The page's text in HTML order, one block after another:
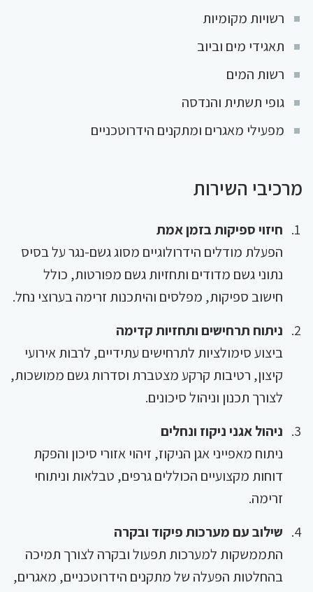
רשויות מקומיות
תאגידי מים וביוב
רשות המים
גופי תשתית והנדסה
מפעילי מאגרים ומתקנים הידרוטכניים
מרכיבי השירות
חיזוי ספיקות בזמן אמת
הפעלת מודלים הידרולוגיים מסוג גשם-נגר על בסיס
נתוני גשם מדודים ותחזיות גשם מפורטות, כולל
חישוב ספיקות, מפלסים והיתכנות זרימה בערוצי נחל.
ניתוח תרחישים ותחזיות קדימה
ביצוע סימולציות לתרחישים עתידיים, לרבות אירועי
קיצון, רטיבות קרקע מצטברת וסדרות גשם ממושכות,
לצורך תכנון וניהול סיכונים.
ניהול אגני ניקוז ונחלים
ניתוח מאפייני אגן הניקוז, זיהוי אזורי סיכון והפקת
דוחות מקצועיים הכוללים גרפים, טבלאות וניתוחי
זרימה.
שילוב עם מערכות פיקוד ובקרה
התממשקות למערכות תפעול ובקרה לצורך תמיכה
בהחלטות הפעלה של מתקנים הידרוטכניים, מאגרים,